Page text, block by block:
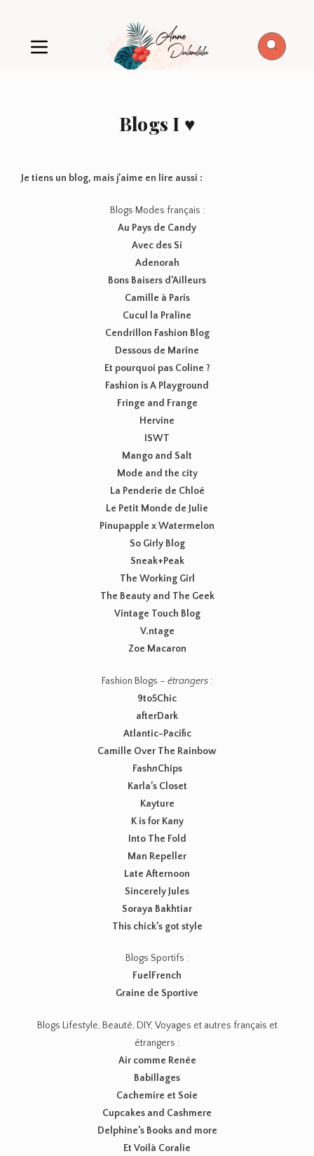
Blogs I ♥
Je tiens un blog, mais j’aime en lire aussi :
Blogs Modes français :
Au Pays de Candy
Avec des Si
Adenorah
Bons Baisers d’Ailleurs
Camille à Paris
Cucul la Praline
Cendrillon Fashion Blog
Dessous de Marine
Et pourquoi pas Coline ?
Fashion is A Playground
Fringe and Frange
Hervine
ISWT
Mango and Salt
Mode and the city
La Penderie de Chloé
Le Petit Monde de Julie
Pinupapple x Watermelon
So Girly Blog
Sneak+Peak
The Working Girl
The Beauty and The Geek
Vintage Touch Blog
V.ntage
Zoe Macaron
Fashion Blogs – étrangers :
9to5Chic
afterDark
Atlantic-Pacific
Camille Over The Rainbow
FashnChips
Karla’s Closet
Kayture
K is for Kany
Into The Fold
Man Repeller
Late Afternoon
Sincerely Jules
Soraya Bakhtiar
This chick’s got style
Blogs Sportifs :
FuelFrench
Graine de Sportive
Blogs Lifestyle, Beauté, DIY, Voyages et autres français et
étrangers :
Air comme Renée
Babillages
Cachemire et Soie
Cupcakes and Cashmere
Delphine’s Books and more
Et Voilà Coralie